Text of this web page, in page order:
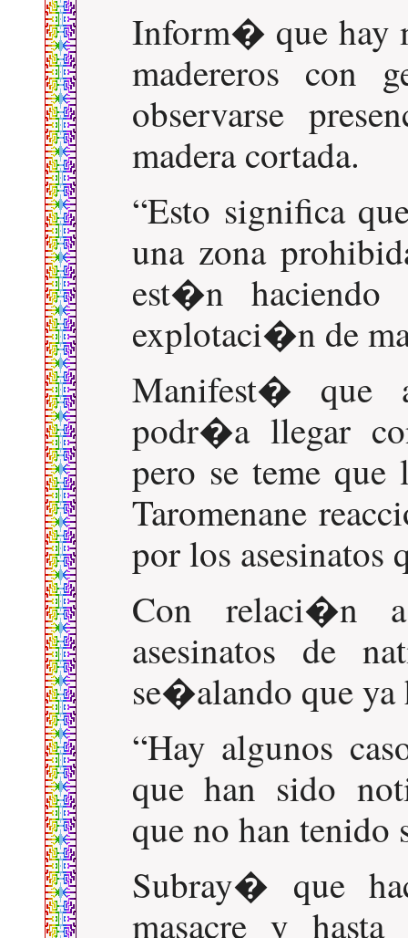
Inform� que hay
madereros con
observarse
madera cortada.
Esto significa
una zona
est�n
explotaci�n de
Manifest� que
podr�a llegar
pero se teme que
Taromenane
por los asesinatos
Con relaci�n
asesinatos de
se�alando que
Hay algunos
que han sido
que no han tenido
Subray� que
masacre y